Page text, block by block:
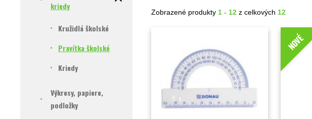
kriedy
Kružidlá školské
Pravítka školské
Kriedy
Výkresy, papiere,
podložky
Zobrazené produkty1 - 12 z celkových12
NOVÉ